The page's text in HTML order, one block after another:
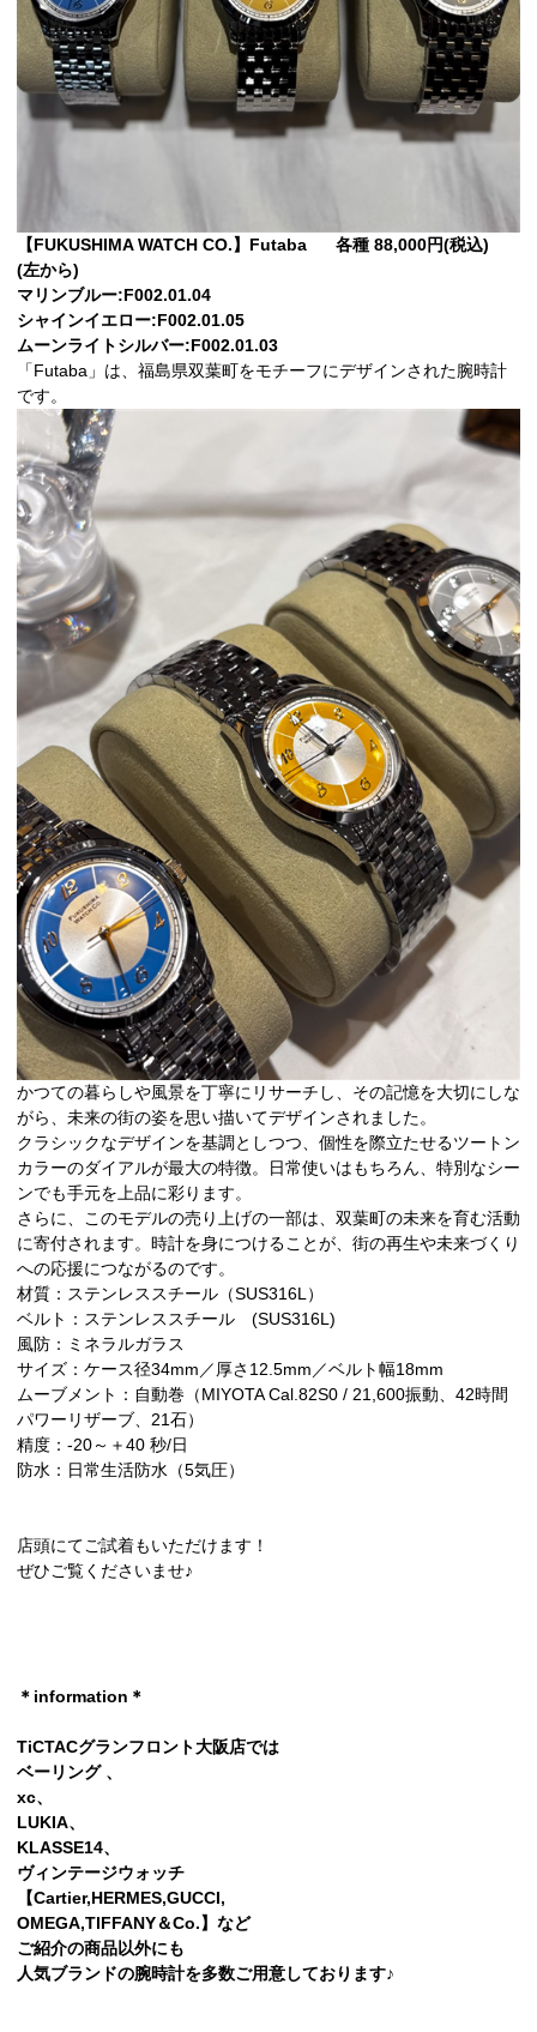
【FUKUSHIMA WATCH CO.】Futaba 各種 88,000円(税込)
(左から)
マリンブルー:F002.01.04
シャインイエロー:F002.01.05
ムーンライトシルバー:F002.01.03
「Futaba」は、福島県双葉町をモチーフにデザインされた腕時計
です。
かつての暮らしや風景を丁寧にリサーチし、その記憶を大切にしな
がら、未来の街の姿を思い描いてデザインされました。
クラシックなデザインを基調としつつ、個性を際立たせるツートン
カラーのダイアルが最大の特徴。日常使いはもちろん、特別なシー
ンでも手元を上品に彩ります。
さらに、このモデルの売り上げの一部は、双葉町の未来を育む活動
に寄付されます。時計を身につけることが、街の再生や未来づくり
への応援につながるのです。
材質：ステンレススチール（SUS316L）
ベルト：ステンレススチール (SUS316L)
風防：ミネラルガラス
サイズ：ケース径34mm／厚さ12.5mm／ベルト幅18mm
ムーブメント：自動巻（MIYOTA Cal.82S0 / 21,600振動、42時間
パワーリザーブ、21石）
精度：-20～＋40 秒/日
防水：日常生活防水（5気圧）
店頭にてご試着もいただけます！
ぜひご覧くださいませ♪
＊information＊
TiCTACグランフロント大阪店では
ベーリング 、
xc、
LUKIA、
KLASSE14、
ヴィンテージウォッチ
【Cartier,HERMES,GUCCI,
OMEGA,TlFFANY＆Co.】など
ご紹介の商品以外にも
人気ブランドの腕時計を多数ご用意しております♪